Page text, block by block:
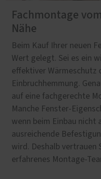
Fachmontage
Nähe
Beim Kauf Ihrer neuen
Wert gelegt. Sei es ein
effektiver
Einbruchhemmung.
auf eine fachgerechte
Manche Fenster-
wenn beim Einbau nicht
ausreichende
wird. Deshalb vertrauen
erfahrenes Montage-